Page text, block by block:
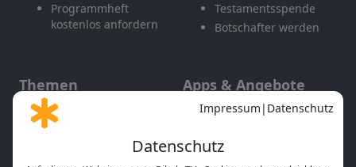
Programmheft
kostenlos anfordern
Testamentsspende
Botschafter werden
Themen
Gott und Bibel erklärt
Apps & Angebote
Mobile App